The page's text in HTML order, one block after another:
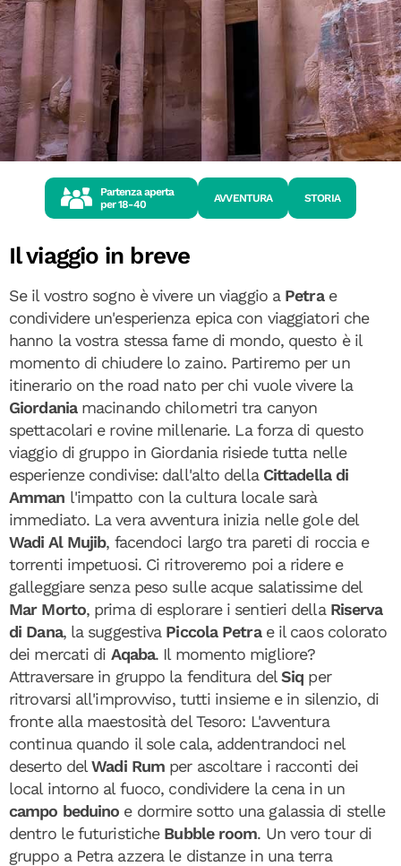
Partenza aperta
per18-40
AVVENTURA STORIA
Il viaggio in breve
Se il vostro sogno è vivere un viaggio a Petrae
condividere un'esperienza epica con viaggiatori che
hanno la vostra stessa fame di mondo, questo è il
momento di chiudere lo zaino. Partiremo per un
itinerario on the road nato per chi vuole vivere la
Giordaniamacinando chilometri tra canyon
spettacolari e rovine millenarie. La forza di questo
viaggio di gruppo in Giordania risiede tutta nelle
esperienze condivise: dall'alto della Cittadella di
Amman l'impatto con la cultura locale sarà
immediato. La vera avventura inizia nelle gole del
Wadi Al Mujib, facendoci largo tra pareti di roccia e
torrenti impetuosi. Ci ritroveremo poi a ridere e
galleggiare senza peso sulle acque salatissime del
Mar Morto, prima di esplorare i sentieri della Riserva
di Dana, la suggestiva Piccola Petrae il caos colorato
dei mercati di Aqaba. Il momento migliore?
Attraversare in gruppo la fenditura delSiq per
ritrovarsi all'improvviso, tutti insieme e in silenzio, di
fronte alla maestosità del Tesoro: L'avventura
continua quando il sole cala, addentrandoci nel
deserto delWadi Rum per ascoltare i racconti dei
local intorno al fuoco, condividere la cena in un
campo beduino e dormire sotto una galassia di stelle
dentro le futuristicheBubble room. Un vero tour di
gruppo a Petra azzera le distanze in una terra